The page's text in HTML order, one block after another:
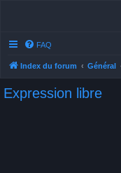
FAQ
Index du forum Général
Expression libre